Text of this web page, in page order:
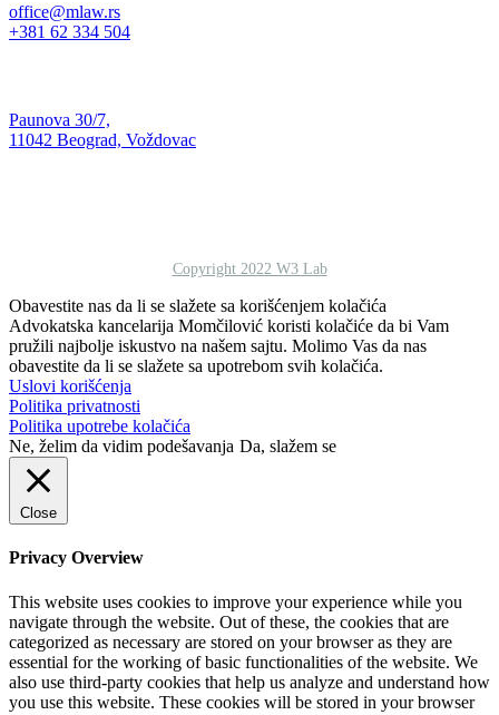
office@mlaw.rs
+381 62 334 504
Paunova 30/7,
11042 Beograd, Voždovac
Copyright 2022 W3 Lab
Obavestite nas da li se slažete sa korišćenjem kolačića
Advokatska kancelarija Momčilović koristi kolačiće da bi Vam
pružili najbolje iskustvo na našem sajtu. Molimo Vas da nas
obavestite da li se slažete sa upotrebom svih kolačića.
Uslovi korišćenja
Politika privatnosti
Politika upotrebe kolačića
Ne, želim da vidim podešavanja Da, slažem se
Close
Privacy Overview
This website uses cookies to improve your experience while you
navigate through the website. Out of these, the cookies that are
categorized as necessary are stored on your browser as they are
essential for the working of basic functionalities of the website. We
also use third-party cookies that help us analyze and understand how
you use this website. These cookies will be stored in your browser